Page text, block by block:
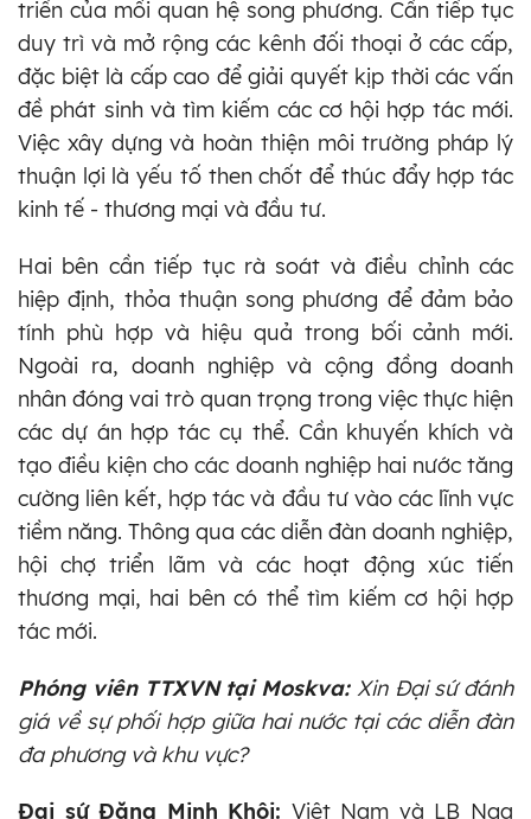
triển của mối quan hệ song phương. Cần tiếp tục
duy trì và mở rộng các kênh đối thoại ở các cấp,
đặc biệt là cấp cao để giải quyết kịp thời các vấn
đề phát sinh và tìm kiếm các cơ hội hợp tác mới.
Việc xây dựng và hoàn thiện môi trường pháp lý
thuận lợi là yếu tố then chốt để thúc đẩy hợp tác
kinh tế - thương mại và đầu tư.
Hai bên cần tiếp tục rà soát và điều chỉnh các
hiệp định, thỏa thuận song phương để đảm bảo
tính phù hợp và hiệu quả trong bối cảnh mới.
Ngoài ra, doanh nghiệp và cộng đồng doanh
nhân đóng vai trò quan trọng trong việc thực hiện
các dự án hợp tác cụ thể. Cần khuyến khích và
tạo điều kiện cho các doanh nghiệp hai nước tăng
cường liên kết, hợp tác và đầu tư vào các lĩnh vực
tiềm năng. Thông qua các diễn đàn doanh nghiệp,
hội chợ triển lãm và các hoạt động xúc tiến
thương mại, hai bên có thể tìm kiếm cơ hội hợp
tác mới.
Phóng viên TTXVN tại Moskva:Xin Đại sứ đánh
giá về sự phối hợp giữa hai nước tại các diễn đàn
đa phương và khu vực?
Đại sứ Đặng Minh Khôi: Việt Nam và LB Nga